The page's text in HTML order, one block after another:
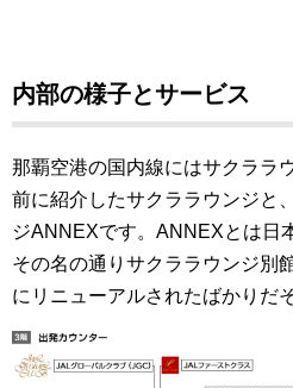
内部の様子とサービス
那覇空港の国内線にはサクララ
前に紹介したサクララウンジと
ジANNEXです。ANNEXとは日
その名の通りサクララウンジ別
にリニューアルされたばかりだ